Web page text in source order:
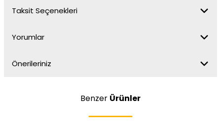
Taksit Seçenekleri
Yorumlar
Önerileriniz
Benzer Ürünler